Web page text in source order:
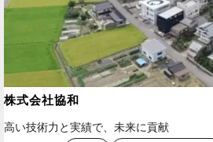
株式会社協和
高い技術力と実績で、未来に貢献